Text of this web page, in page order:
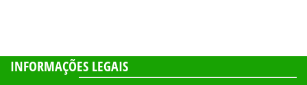
INFORMAÇÕES LEGAIS